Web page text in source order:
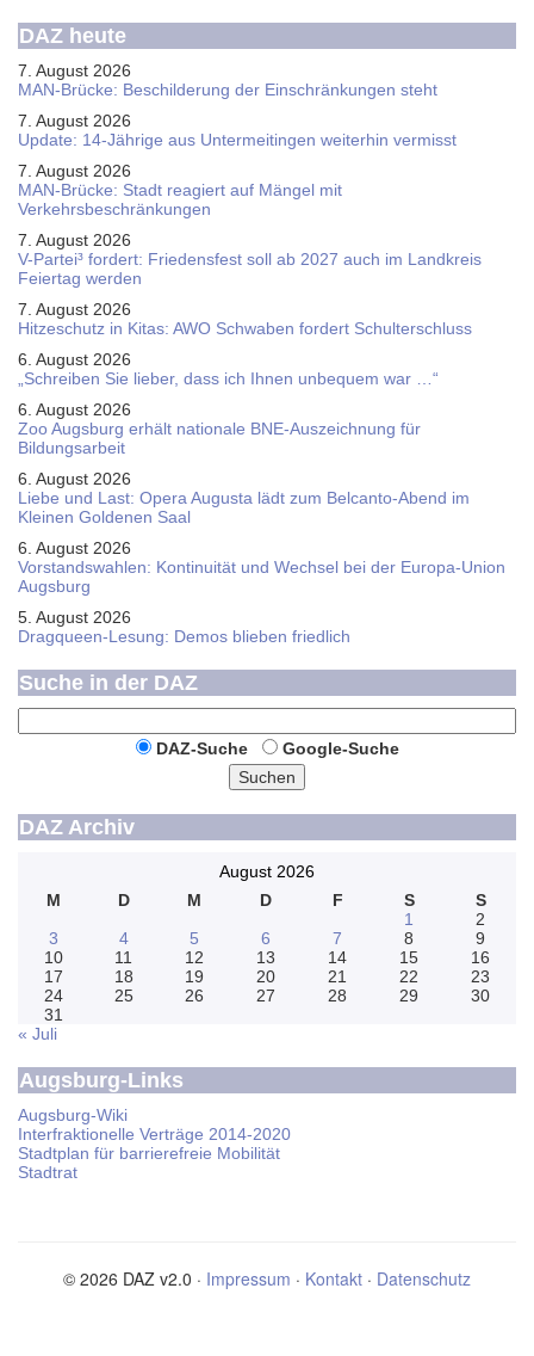
DAZ heute
7. August 2026
MAN-Brücke: Beschilderung der Einschränkungen steht
7. August 2026
Update: 14-Jährige aus Untermeitingen weiterhin vermisst
7. August 2026
MAN-Brücke: Stadt reagiert auf Mängel mit
Verkehrsbeschränkungen
7. August 2026
V-Partei­³ fordert: Friedens­fest soll ab 2027 auch im Land­kreis
Feier­tag werden
7. August 2026
Hitzeschutz in Kitas: AWO Schwaben fordert Schulterschluss
6. August 2026
„Schreiben Sie lieber, dass ich Ihnen unbequem war …“
6. August 2026
Zoo Augsburg erhält nationale BNE-Auszeichnung für
Bildungsarbeit
6. August 2026
Liebe und Last: Opera Augusta lädt zum Belcanto-Abend im
Kleinen Goldenen Saal
6. August 2026
Vorstandswahlen: Kontinuität und Wechsel bei der Europa-Union
Augsburg
5. August 2026
Dragqueen-Lesung: Demos blieben friedlich
Suche in der DAZ
DAZ-Suche
Google-Suche
Suchen
DAZ Archiv
August 2026
M
D M D F S
S
1
2
3
4 5 6 7 8
9
10
11 12 13 14 15
16
17
18 19 20 21 22
23
24
25 26 27 28 29
30
31
« Juli
Augsburg-Links
Augsburg-Wiki
Interfraktionelle Verträge 2014-2020
Stadtplan für barrierefreie Mobilität
Stadtrat
© 2026 DAZ v2.0 · Impressum · Kontakt · Datenschutz